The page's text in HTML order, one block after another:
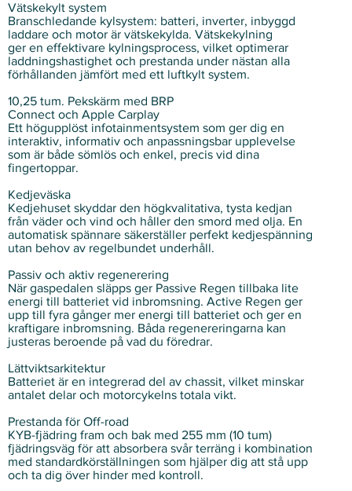
Vätskekylt system
Branschledande kylsystem: batteri, inverter, inbyggd
laddare och motor är vätskekylda. Vätskekylning
ger en effektivare kylningsprocess, vilket optimerar
laddningshastighet och prestanda under nästan alla
förhållanden jämfört med ett luftkylt system.
10,25 tum. Pekskärm med BRP
Connect och Apple Carplay
Ett högupplöst infotainmentsystem som ger dig en
interaktiv, informativ och anpassningsbar upplevelse
som är både sömlös och enkel, precis vid dina
fingertoppar.
Kedjeväska
Kedjehuset skyddar den högkvalitativa, tysta kedjan
från väder och vind och håller den smord med olja. En
automatisk spännare säkerställer perfekt kedjespänning
utan behov av regelbundet underhåll.
Passiv och aktiv regenerering
När gaspedalen släpps ger Passive Regen tillbaka lite
energi till batteriet vid inbromsning. Active Regen ger
upp till fyra gånger mer energi till batteriet och ger en
kraftigare inbromsning. Båda regenereringarna kan
justeras beroende på vad du föredrar.
Lättviktsarkitektur
Batteriet är en integrerad del av chassit, vilket minskar
antalet delar och motorcykelns totala vikt.
Prestanda för Off-road
KYB-fjädring fram och bak med 255 mm (10 tum)
fjädringsväg för att absorbera svår terräng i kombination
med standardkörställningen som hjälper dig att stå upp
och ta dig över hinder med kontroll.